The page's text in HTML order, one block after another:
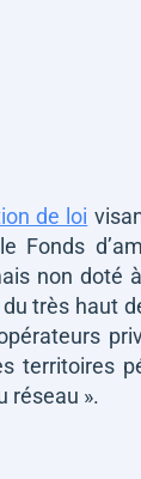
de loi
Fonds
non doté
très haut
territoires
réseau ».